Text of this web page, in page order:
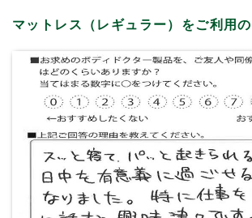
マットレス（レギュラー）をご利用